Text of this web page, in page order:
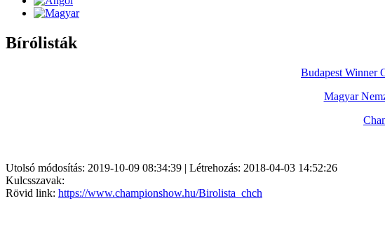
Bírólisták
Budapest Winner
Magyar
Utolsó módosítás: 2019-10-09 08:34:39 | Létrehozás: 2018-04-03 14:52:26
Kulcsszavak:
Rövid link: https://www.championshow.hu/Birolista_chch